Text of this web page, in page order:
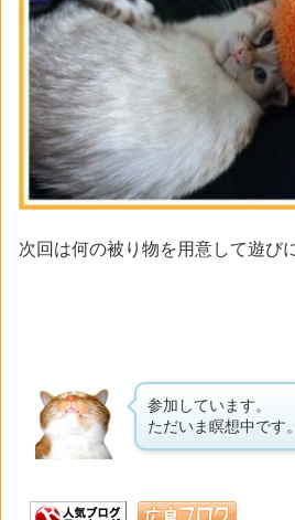
次回は何の被り物を用意して遊び
参加しています。
ただいま瞑想中です。